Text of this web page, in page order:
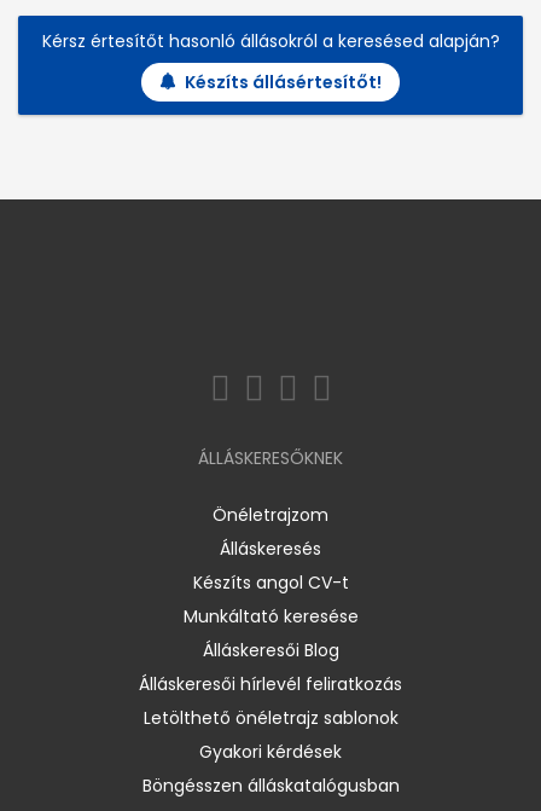
Kérsz értesítőt hasonló állásokról a keresésed alapján?
Készíts állásértesítőt!
ÁLLÁSKERESŐKNEK
Önéletrajzom
Álláskeresés
Készíts angol CV-t
Munkáltató keresése
Álláskeresői Blog
Álláskeresői hírlevél feliratkozás
Letölthető önéletrajz sablonok
Gyakori kérdések
Böngésszen álláskatalógusban